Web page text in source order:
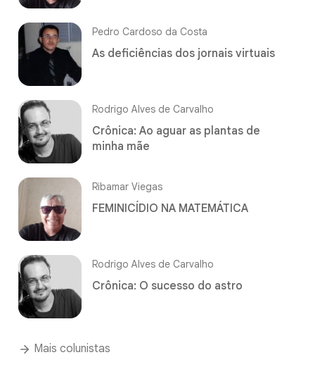
Pedro Cardoso da Costa
As deficiências dos jornais virtuais
Rodrigo Alves de Carvalho
Crônica: Ao aguar as plantas de
minha mãe
Ribamar Viegas
FEMINICÍDIO NA MATEMÁTICA
Rodrigo Alves de Carvalho
Crônica: O sucesso do astro
Mais colunistas